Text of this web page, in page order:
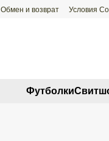
Обмен и возврат Условия
Футболки